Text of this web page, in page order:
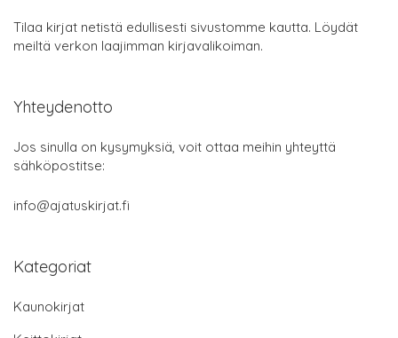
Tilaa kirjat netistä edullisesti sivustomme kautta. Löydät
meiltä verkon laajimman kirjavalikoiman.
Yhteydenotto
Jos sinulla on kysymyksiä, voit ottaa meihin yhteyttä
sähköpostitse:
info@ajatuskirjat.fi
Kategoriat
Kaunokirjat